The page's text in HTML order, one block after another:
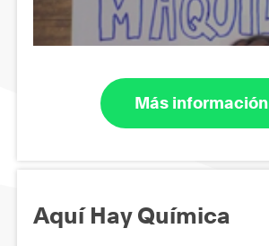
Más información
Aquí Hay Química